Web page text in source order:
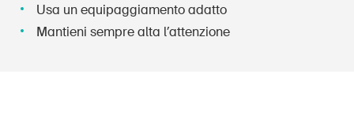
Usa un equipaggiamento adatto
Mantieni sempre alta l’attenzione